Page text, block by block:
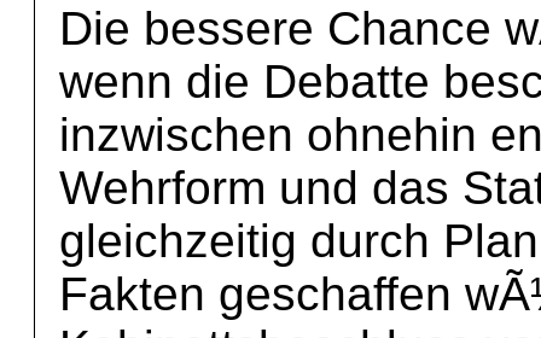
Die bessere Chance
wenn die Debatte
inzwischen ohnehin
Wehrform und das
gleichzeitig durch
Fakten geschaffen